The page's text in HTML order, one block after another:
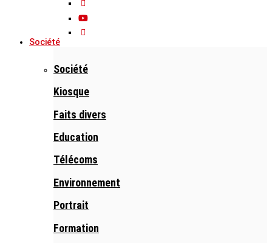
Société
Société
Kiosque
Faits divers
Education
Télécoms
Environnement
Portrait
Formation